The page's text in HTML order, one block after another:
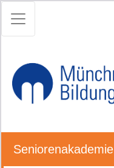
Seniorenakademie